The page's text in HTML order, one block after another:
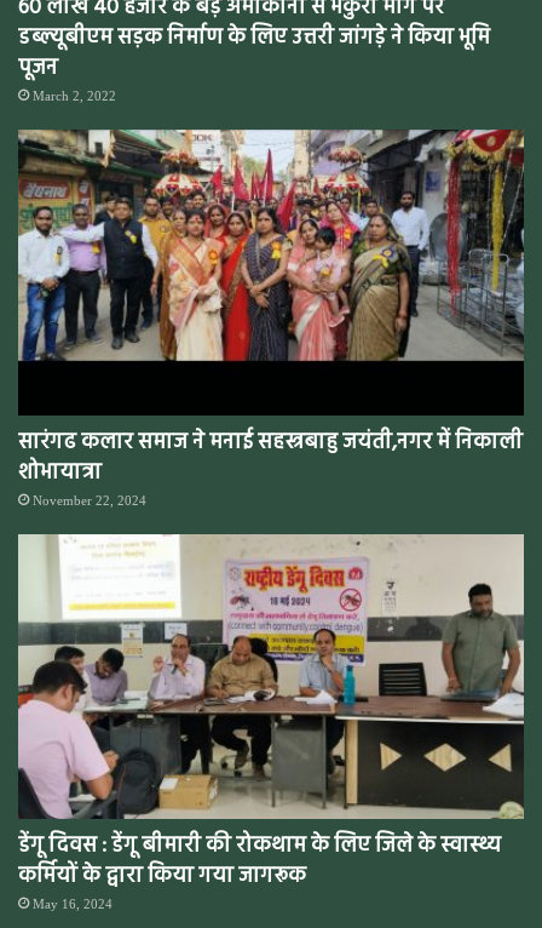
60 लाख 40 हजार के बड़े अमाकोनी से भकुर्रा मार्ग पर
डब्ल्यूबीएम सड़क निर्माण के लिए उत्तरी जांगड़े ने किया भूमि
पूजन
March 2, 2022
सारंगढ कलार समाज ने मनाई सहस्त्रबाहु जयंती,नगर में निकाली
शोभायात्रा
November 22, 2024
डेंगू दिवस : डेंगू बीमारी की रोकथाम के लिए जिले के स्वास्थ्य
कर्मियों के द्वारा किया गया जागरूक
May 16, 2024